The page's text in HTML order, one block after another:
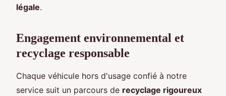
légale.
Engagement environnemental et
recyclage responsable
Chaque véhicule hors d'usage confié à notre
service suit un parcours de recyclage rigoureux